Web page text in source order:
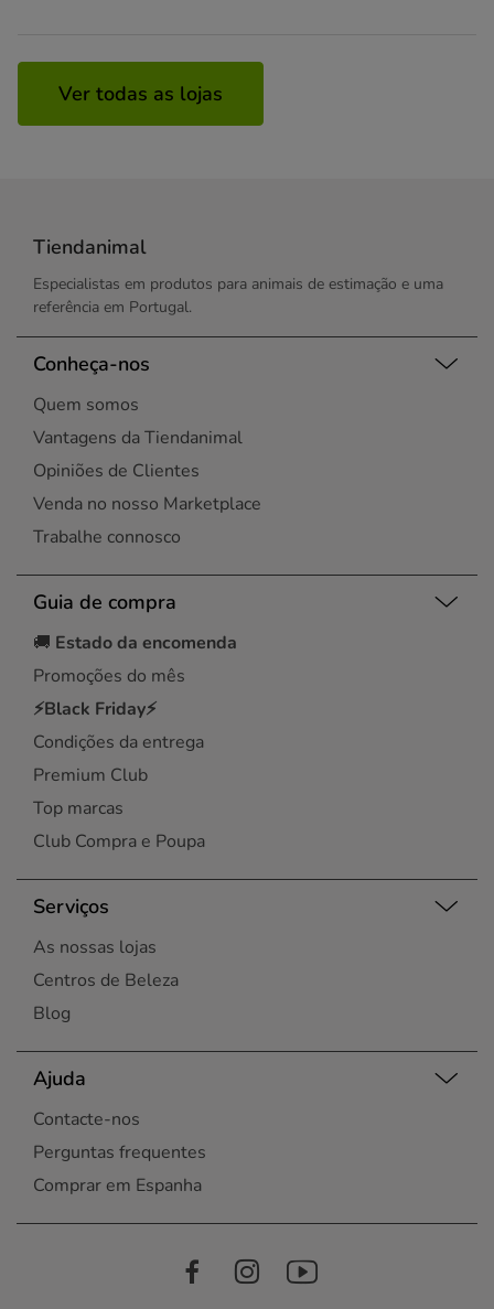
Ver todas as lojas
Tiendanimal
Especialistas em produtos para animais de estimação e uma
referência em Portugal.
Conheça-nos
Quem somos
Vantagens da Tiendanimal
Opiniões de Clientes
Venda no nosso Marketplace
Trabalhe connosco
Guia de compra
🚚 Estado da encomenda
Promoções do mês
⚡Black Friday⚡
Condições da entrega
Premium Club
Top marcas
Club Compra e Poupa
Serviços
As nossas lojas
Centros de Beleza
Blog
Ajuda
Contacte-nos
Perguntas frequentes
Comprar em Espanha